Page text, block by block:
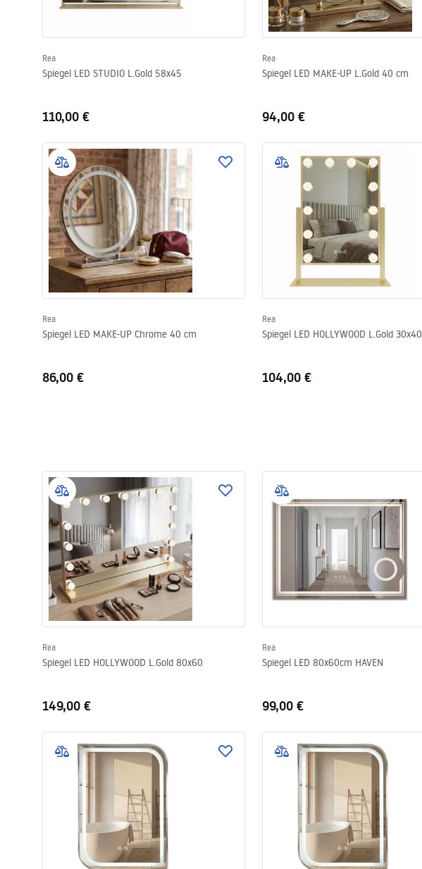
Rea
Spiegel LED STUDIO L.Gold 58x45
110,00 €
Rea
Spiegel LED MAKE-UP L.Gold 40 cm
94,00 €
Rea
Spiegel LED MAKE-UP Chrome 40 cm
86,00 €
Rea
Spiegel LED HOLLYWOOD L.Gold 30x40
104,00 €
Rea
Spiegel LED HOLLYWOOD L.Gold 80x60
149,00 €
Rea
Spiegel LED 80x60cm HAVEN
99,00 €